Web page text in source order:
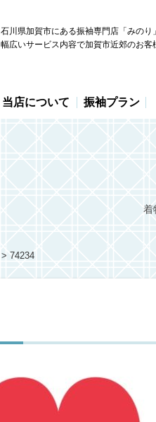
石川県加賀市にある振袖専門店「みの
幅広いサービス内容で加賀市近郊のお客
当店について 振袖プラン
着
74234